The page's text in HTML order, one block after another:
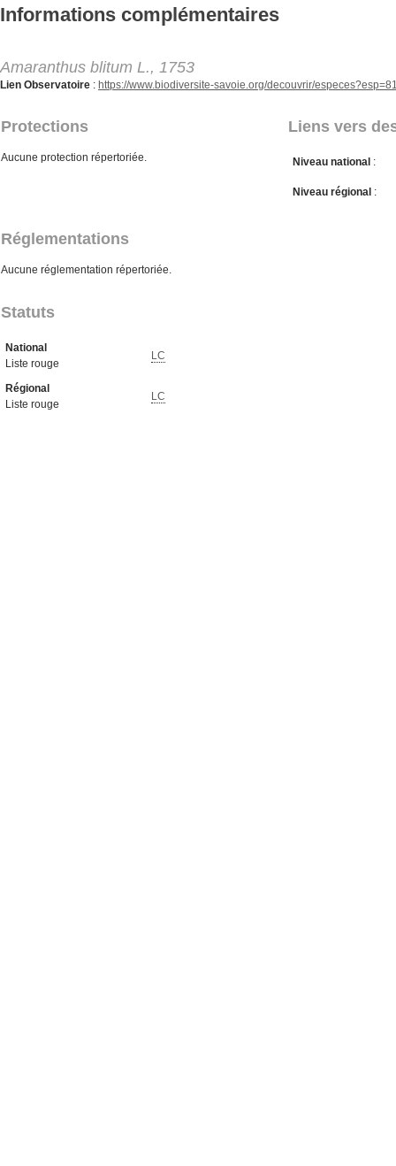
Aller au contenu principal
Informations complémentaires
Amaranthus blitum L., 1753
Lien Observatoire : https://www.biodiversite-savoie.org/decouvrir/
Protections Liens vers
Aucune protection répertoriée. Niveau national :
Niveau régional :
Réglementations
Aucune réglementation répertoriée.
Statuts
National
Liste rouge
LC
Régional
Liste rouge
LC